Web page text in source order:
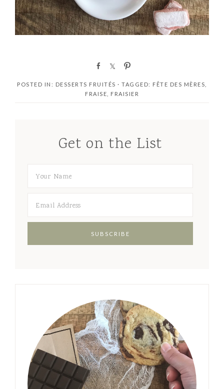
a
r
a
r
n
POSTED IN: DESSERTS FRUITÉS · TAGGED: FÊTE DES MÈRES
FRAISE
FRAISIER
Get on the List